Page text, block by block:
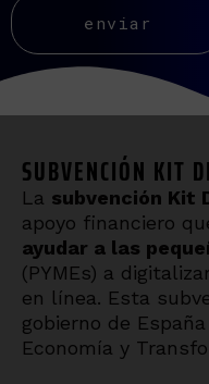
SUBVENCIÓN KIT
La subvención Kit
apoyo financiero
ayudar a las
(PYMEs) a
en línea. Esta
gobierno de
Economía y